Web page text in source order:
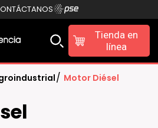
Tienda en
línea
/ Motor Diésel